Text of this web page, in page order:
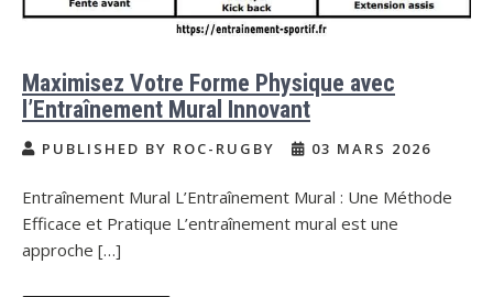
Maximisez Votre Forme Physique avec
l’Entraînement Mural Innovant
PUBLISHED BY ROC-RUGBY 03 MARS 2026
Entraînement Mural L’Entraînement Mural : Une Méthode
Efficace et Pratique L’entraînement mural est une
approche […]